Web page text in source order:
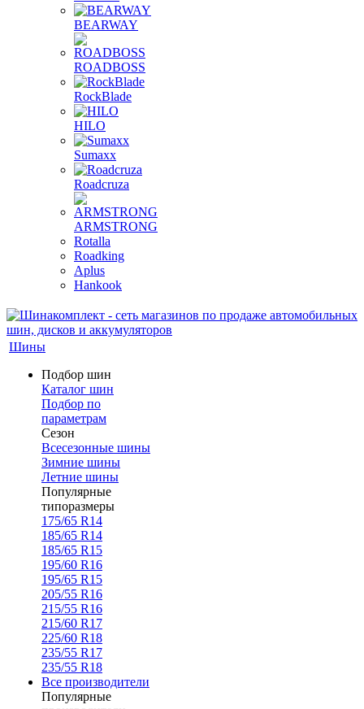
BEARWAY
ROADBOSS
RockBlade
HILO
Sumaxx
Roadcruza
ARMSTRONG
Rotalla
Roadking
Aplus
Hankook
Шины
Подбор шин
Каталог шин
Подбор по
параметрам
Сезон
Всесезонные шины
Зимние шины
Летние шины
Популярные
типоразмеры
175/65 R14
185/65 R14
185/65 R15
195/60 R16
195/65 R15
205/55 R16
215/55 R16
215/60 R17
225/60 R18
235/55 R17
235/55 R18
Все производители
Популярные